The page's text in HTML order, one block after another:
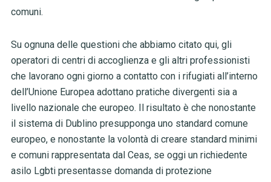
comuni.
Su ognuna delle questioni che abbiamo citato qui, gli
operatori di centri di accoglienza e gli altri professionisti
che lavorano ogni giorno a contatto con i rifugiati all’interno
dell’Unione Europea adottano pratiche divergenti sia a
livello nazionale che europeo. Il risultato è che nonostante
il sistema di Dublino presupponga uno standard comune
europeo, e nonostante la volontà di creare standard minimi
e comuni rappresentata dal Ceas, se oggi un richiedente
asilo Lgbti presentasse domanda di protezione